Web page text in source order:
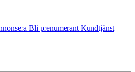
Bli prenumerant Kundtjänst